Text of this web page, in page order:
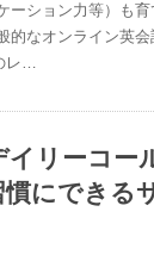
ーション力等）も育
的なオンライン英会
レ…
イリーコー
にできる